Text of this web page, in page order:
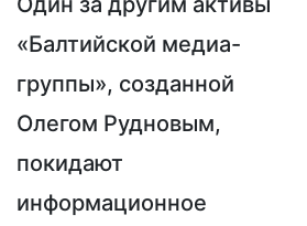
«Балтийской медиа-
группы», созданной
Олегом Рудновым,
покидают
информационное